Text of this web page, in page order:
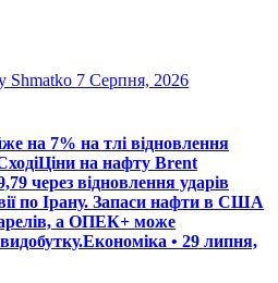
Shmatko 7 Серпня, 2026
на 7% на тлі відновлення
на нафту Brent
через відновлення ударів
по Ірану. Запаси нафти в США
а ОПЕК+ може
• 29 липня,